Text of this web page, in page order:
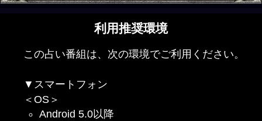
利用推奨環境
この占い番組は、次の環境でご利用ください。
▼スマートフォン
＜OS＞
Android 5.0以降